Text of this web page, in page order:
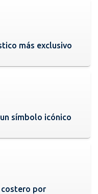
más exclusivo
símbolo icónico
costero por